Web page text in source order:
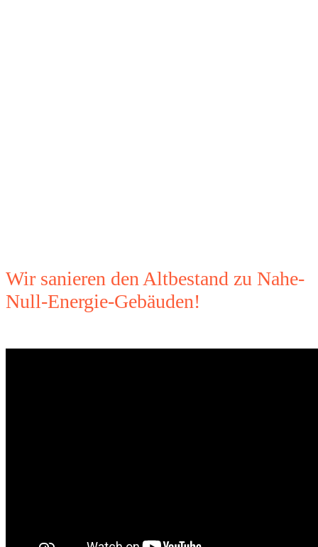
Wir sanieren den Altbestand zu Nahe-
Null-Energie-Gebäuden!